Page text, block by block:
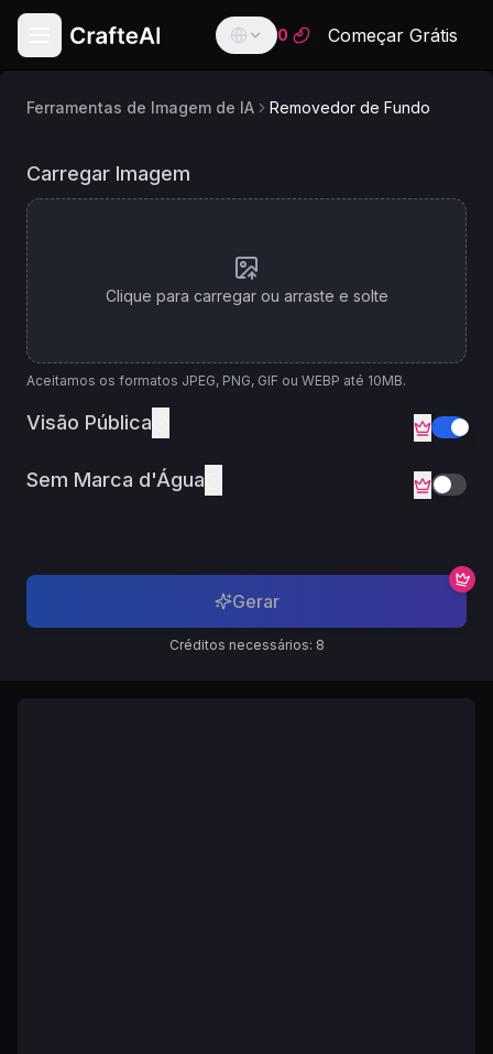
English
Español
Spanish
Deutsch
العربية
Arabic
Português
0 Começar Grátis
Ferramentas de Imagem de IA Removedor de Fundo
de
IA
Bria Background Remove
Carregar Imagem
Clique para carregar ou arraste e solte
Aceitamos os formatos JPEG, PNG, GIF ou WEBP até 10MB.
Visão Pública
Sem Marca d'Água
Gerar
Créditos necessários: 8